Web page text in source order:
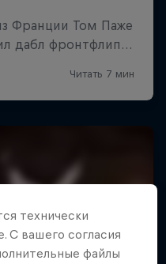
технически
С вашего согласия
файлы